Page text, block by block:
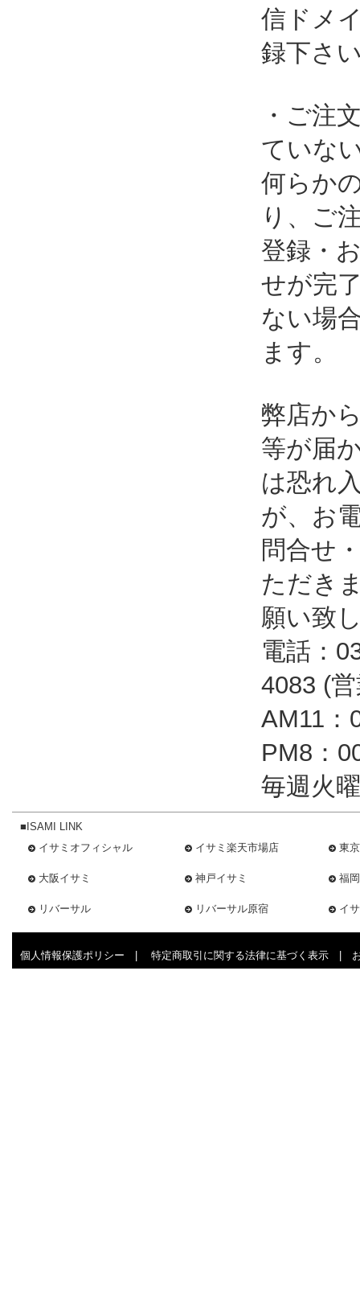
信ドメ
録下さ
・ご注
ていな
何らか
り、ご
登録・
せが完
ない場
ます。
弊店か
等が届
は恐れ
が、お
問合せ
ただき
願い致
電話：
4083 (
AM11：
PM8：
毎週火
■ISAMI LINK
イサミオフィシャル
イサミ楽天市場店 東
大阪イサミ 神戸イサミ 福
リバーサル リバーサル原宿 イ
個人情報保護ポリシー 特定商取引に関する法律に基づく表示